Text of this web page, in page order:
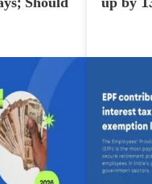
Should
up by